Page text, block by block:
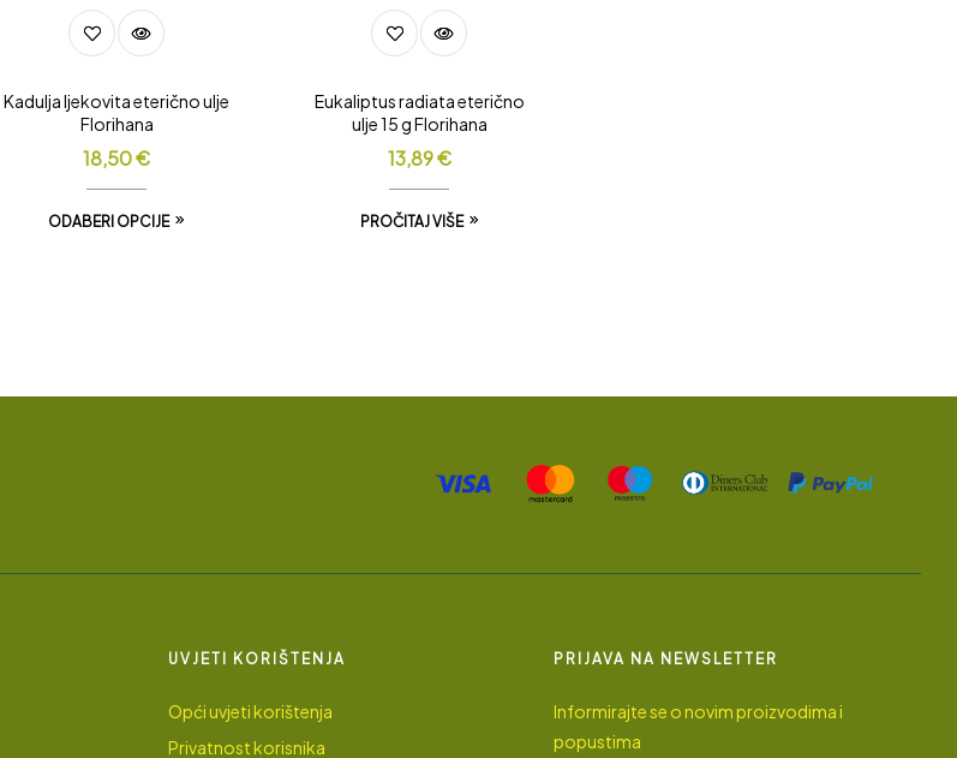
Kadulja ljekovita eterično ulje
Florihana
18,50€
ODABERI OPCIJE
Eukaliptus radiata eterično
ulje 15 g Florihana
13,89€
PROČITAJ VIŠE
UVJETI KORIŠTENJA
Opći uvjeti korištenja
Privatnost korisnika
PRIJAVA NA NEWSLETTER
Informirajte se o novim proizvodima i
popustima